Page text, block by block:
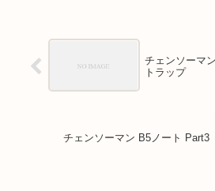
チェンソーマ
トラップ
チェンソーマン B5ノート Part3